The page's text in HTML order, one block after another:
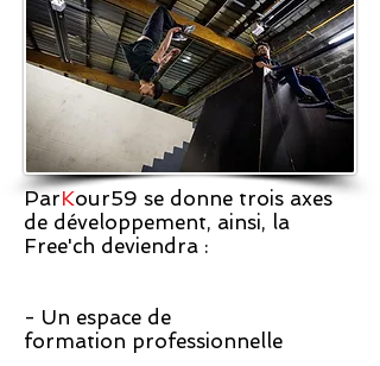
ParKour59 se donne trois axes
de développement, ainsi, la
Free'ch deviendra :
- Un espace de
formation professionnelle